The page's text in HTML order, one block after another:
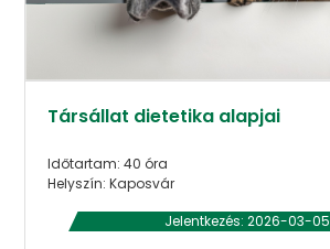
Társállat dietetika alapjai
Időtartam: 40 óra
Helyszín: Kaposvár
Jelentkezés: 2026-03-05